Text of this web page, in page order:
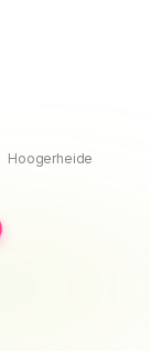
Hoogerheide